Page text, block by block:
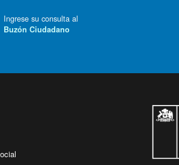
Ingrese su consulta al
Buzón Ciudadano